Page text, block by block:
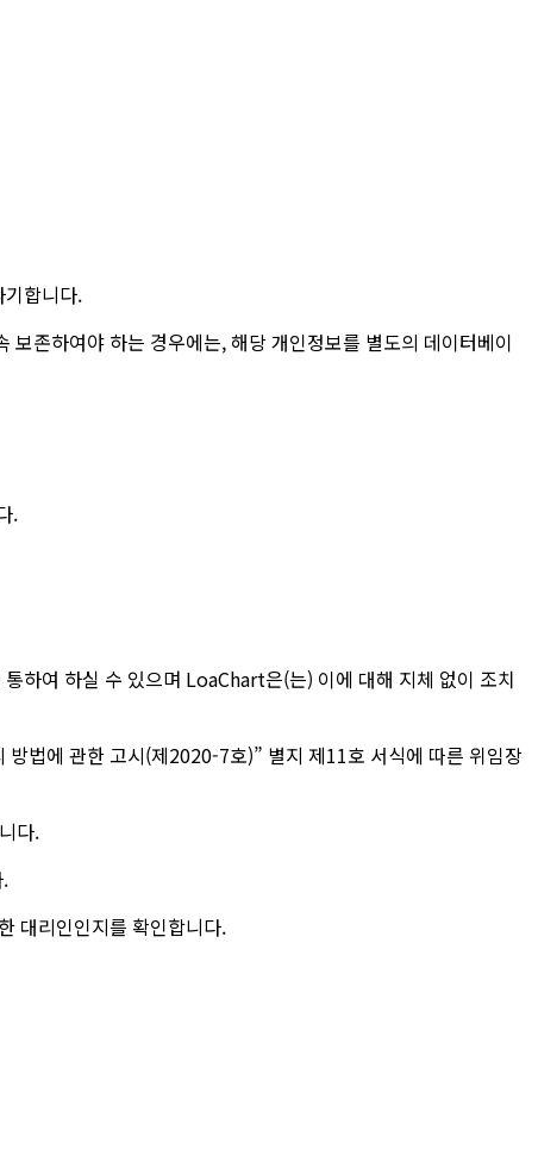
합니다.
존하여야 하는 경우에는, 해당 개인정보를 별도의 데이터베이
.
하여 하실 수 있으며 LoaChart은(는) 이에 대해 지체 없이 조치
법에 관한 고시(제2020-7호)” 별지 제11호 서식에 따른 위임장
다.
대리인인지를 확인합니다.